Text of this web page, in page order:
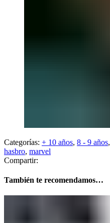
Categorías: + 10 años, 8 - 9 años,
hasbro, marvel
Compartir:
También te recomendamos…